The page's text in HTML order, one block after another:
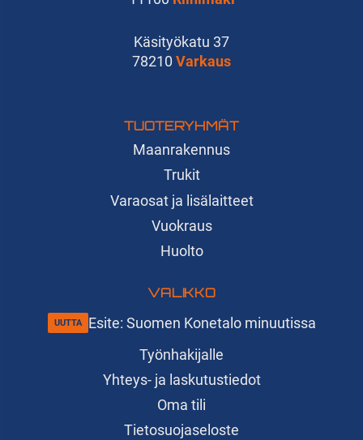
TUOTERYHMÄT
Maanrakennus
Trukit
Varaosat ja lisälaitteet
Vuokraus
Huolto
VALIKKO
Esite: Suomen Konetalo minuutissa
Työnhakijalle
Yhteys- ja laskutustiedot
Oma tili
Tietosuojaseloste
Käsityökatu 37
78210 Varkaus